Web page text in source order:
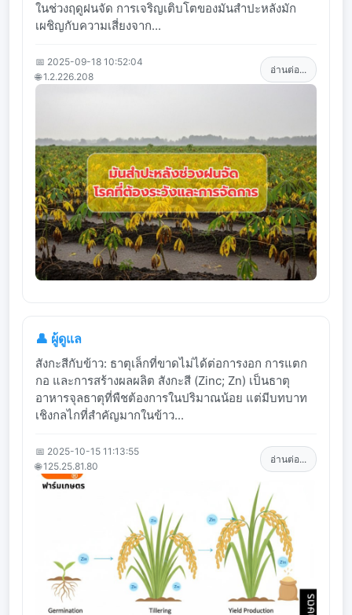
ในช่วงฤดูฝนจัด การเจริญเติบโตของมันสำปะหลังมัก
เผชิญกับความเสี่ยงจาก...
📅 2025-09-18 10:52:04
🌐 1.2.226.208
อ่านต่อ...
👤 ผู้ดูแล
สังกะสีกับข้าว: ธาตุเล็กที่ขาดไม่ได้ต่อการงอก การแตก
กอ และการสร้างผลผลิต สังกะสี (Zinc; Zn) เป็นธาตุ
อาหารจุลธาตุที่พืชต้องการในปริมาณน้อย แต่มีบทบาท
เชิงกลไกที่สำคัญมากในข้าว...
📅 2025-10-15 11:13:55
🌐 125.25.81.80
อ่านต่อ...